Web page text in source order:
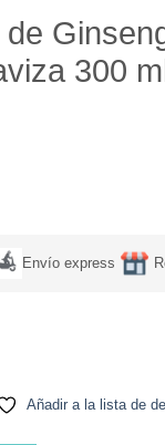
300
Envío express
Añadir a la lista de